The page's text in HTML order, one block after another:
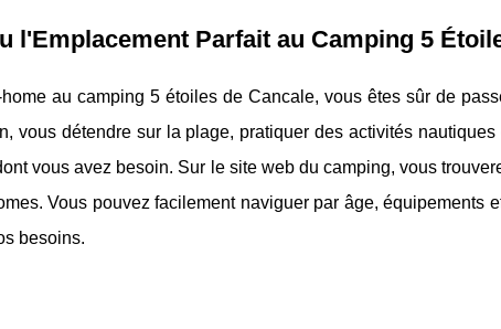
l'Emplacement Parfait au Camping 5
au camping 5 étoiles de Cancale, vous êtes sûr de
vous détendre sur la plage, pratiquer des activités
vous avez besoin. Sur le site web du camping, vous
Vous pouvez facilement naviguer par âge, équipements
besoins.